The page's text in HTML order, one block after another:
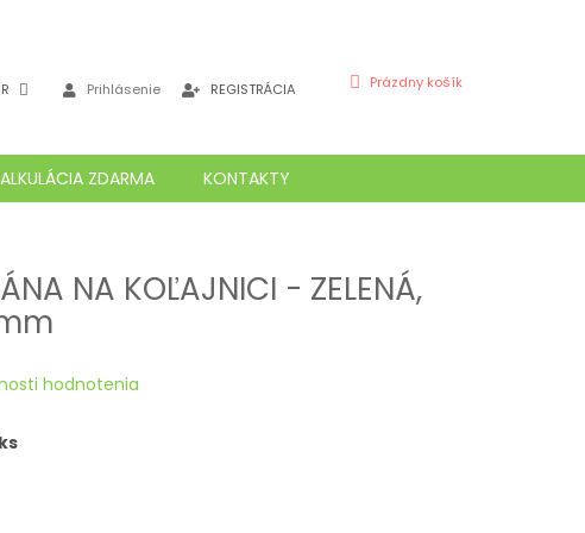
Prihlásenie REGISTRÁCIA
NÁKUPNÝ
Prázdny košík
ZDARMA KONTAKTY
NA KOĽAJNICI - ZELENÁ,
hodnotenia